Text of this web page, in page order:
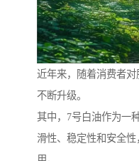
近年来，随着消费者
不断升级。
其中，7号白油作为一
滑性、稳定性和安全